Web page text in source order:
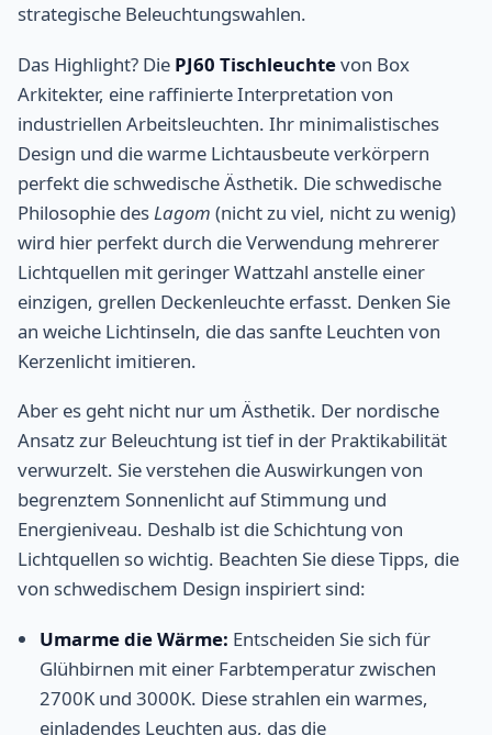
strategische Beleuchtungswahlen.
Das Highlight? Die PJ60 Tischleuchtevon Box
Arkitekter, eine raffinierte Interpretation von
industriellen Arbeitsleuchten. Ihr minimalistisches
Design und die warme Lichtausbeute verkörpern
perfekt die schwedische Ästhetik. Die schwedische
Philosophie desLagom (nicht zu viel, nicht zu wenig)
wird hier perfekt durch die Verwendung mehrerer
Lichtquellen mit geringer Wattzahl anstelle einer
einzigen, grellen Deckenleuchte erfasst. Denken Sie
an weiche Lichtinseln, die das sanfte Leuchten von
Kerzenlicht imitieren.
Aber es geht nicht nur um Ästhetik. Der nordische
Ansatz zur Beleuchtung ist tief in der Praktikabilität
verwurzelt. Sie verstehen die Auswirkungen von
begrenztem Sonnenlicht auf Stimmung und
Energieniveau. Deshalb ist die Schichtung von
Lichtquellen so wichtig. Beachten Sie diese Tipps, die
von schwedischem Design inspiriert sind:
Umarme die Wärme: Entscheiden Sie sich für
Glühbirnen mit einer Farbtemperatur zwischen
2700K und 3000K. Diese strahlen ein warmes,
einladendes Leuchten aus, das die